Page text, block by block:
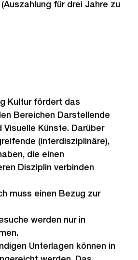
für drei Jahre zu
Kultur fördert das
Bereichen Darstellende
Visuelle Künste. Darüber
(interdisziplinäre),
die einen
Disziplin verbinden
muss einen Bezug zur
werden nur in
Unterlagen können in